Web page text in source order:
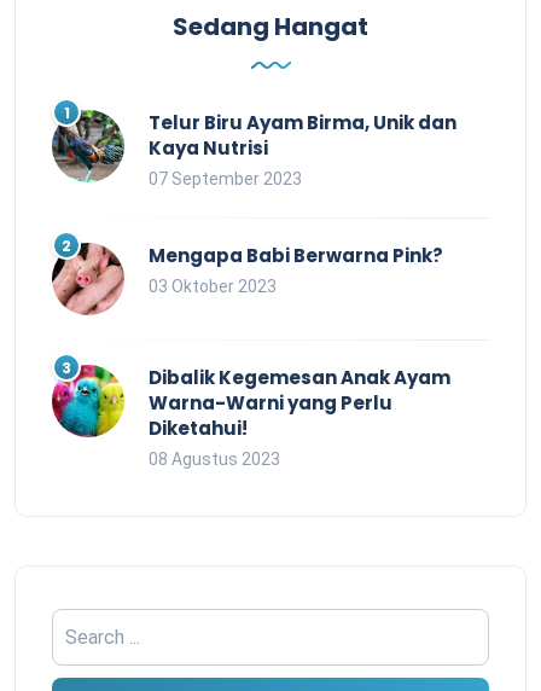
Sedang Hangat
Telur Biru Ayam Birma, Unik dan
Kaya Nutrisi
07 September 2023
Mengapa Babi Berwarna Pink?
03 Oktober 2023
Dibalik Kegemesan Anak Ayam
Warna-Warni yang Perlu
Diketahui!
08 Agustus 2023